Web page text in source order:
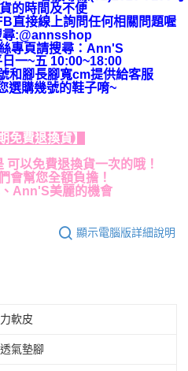
的時間及不便
直接線上詢問任何相關問題喔
尋:@annsshop
專頁請搜尋：Ann'S
一~五 10:00~18:00
和腳長腳寬cm提供給客服
選購幾號的鞋子唷~
免費退換貨】
以免費退換貨一次的哦！
會幫您全額負擔！
Ann'S美麗的機會
顯示電腦版詳細說明
軟皮
氣墊腳